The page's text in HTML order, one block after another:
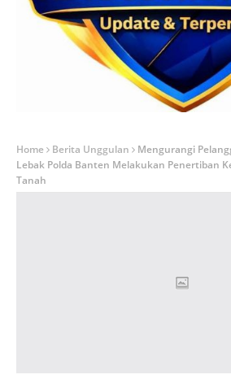
Home Berita Unggulan
Mengurangi
Lebak Polda Banten Melakukan Penertiban
Tanah